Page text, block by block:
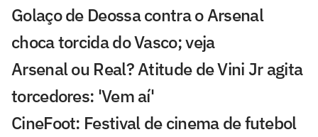
Golaço de Deossa contra o Arsenal
choca torcida do Vasco; veja
Arsenal ou Real? Atitude de Vini Jr agita
torcedores: 'Vem aí'
CineFoot: Festival de cinema de futebol